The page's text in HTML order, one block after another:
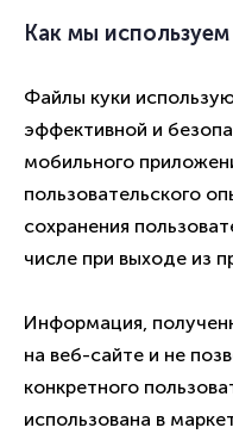
Как мы
Файлы куки
эффективной и
мобильного
пользовательского
сохранения
числе при выходе из
Информация,
на веб-сайте и не
конкретного
использована в